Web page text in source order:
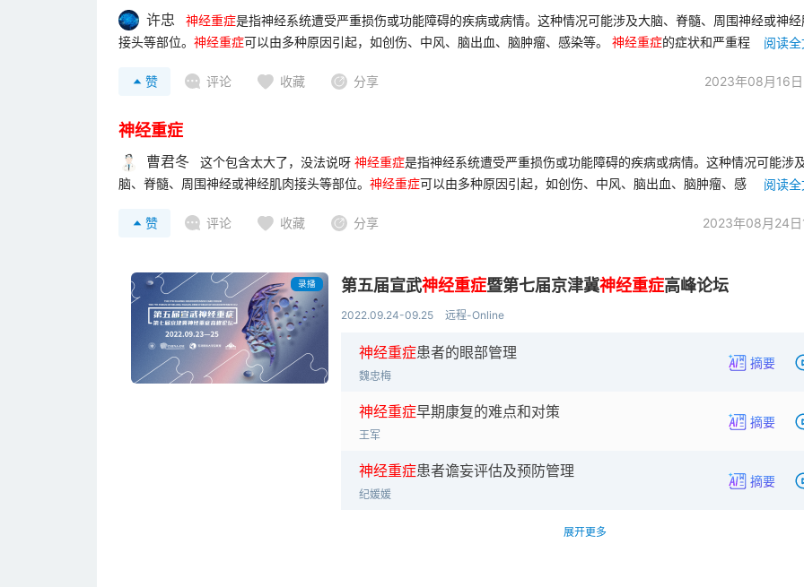
许忠 神经重症是指神经系统遭受严重损伤或功能障碍的疾病或病情。这种情况可能涉及大脑、脊髓、周围神经或神
接头等部位。 神经重症可以由多种原因引起，如创伤、中风、脑出血、脑肿瘤、感染等。 神经重症的症状和严重程
等。治疗
经重 症的方法取决于具体的病因和病情，可能包括药物治疗、物理治疗、手术干预等。
赞 评论 收藏 分享 2023年08月16
神经重症
曹君冬 这个包含太大了，没法说呀 神经重症是指神经系统遭受严重损伤或功能障碍的疾病或病情。这种情况可能涉
脑、脊髓、周围神经或神经肌肉接头等部位。 神经重症可以由多种原因引起，如创伤、中风、脑出血、脑肿瘤、感
受损、肌肉无力、失明或视力受损等。
赞 评论 收藏 分享 2023年08月24
录播 第五届宣武神经重症暨第七届京津冀神经重症高峰论坛
2022.09.24-09.25 远程-Online
神经重症患者的眼部管理
魏忠梅
摘要
神经重症早期康复的难点和对策
王军
摘要
神经重症患者谵妄评估及预防管理
纪媛媛
摘要
展开更多